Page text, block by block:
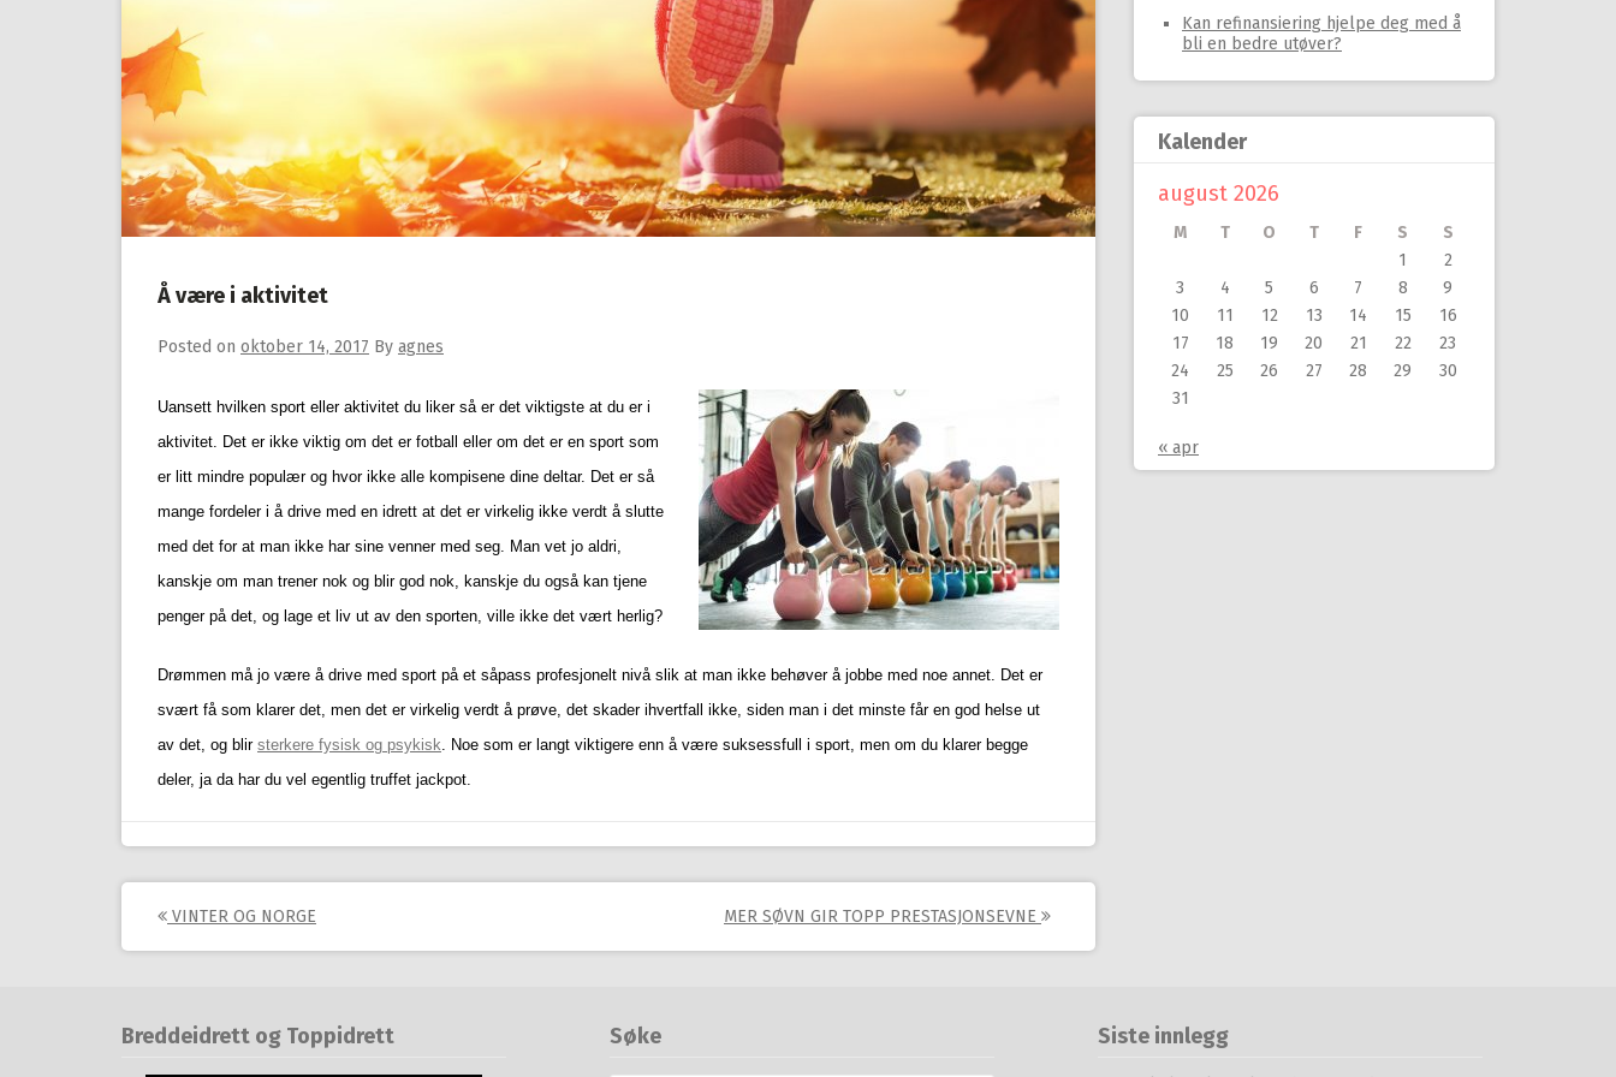
Å være i aktivitet
Posted on oktober 14, 2017 By agnes
Uansett hvilken sport eller aktivitet du liker så er det viktigste at du er i
aktivitet. Det er ikke viktig om det er fotball eller om det er en sport som
er litt mindre populær og hvor ikke alle kompisene dine deltar. Det er så
mange fordeler i å drive med en idrett at det er virkelig ikke verdt å slutte
med det for at man ikke har sine venner med seg. Man vet jo aldri,
kanskje om man trener nok og blir god nok, kanskje du også kan tjene
penger på det, og lage et liv ut av den sporten, ville ikke det vært herlig?
Drømmen må jo være å drive med sport på et såpass profesjonelt nivå slik at man ikke behøver å jobbe med noe annet. Det er
svært få som klarer det, men det er virkelig verdt å prøve, det skader ihvertfall ikke, siden man i det minste får en god helse ut
av det, og blir sterkere fysisk og psykisk. Noe som er langt viktigere enn å være suksessfull i sport, men om du klarer begge
deler, ja da har du vel egentlig truffet jackpot.
Post
navigation
VINTER OG NORGE MER SØVN GIR TOPP PRESTASJONSEVNE
Kan refinansiering hjelpe deg med å
bli en bedre utøver?
Kalender
august 2026
M T O T F S
S
1
2
3
4 5 6 7 8
9
10
11 12 13 14 15
16
17
18 19 20 21 22
23
24
25 26 27 28 29
30
31
« apr
Breddeidrett og Toppidrett Søke Siste innlegg